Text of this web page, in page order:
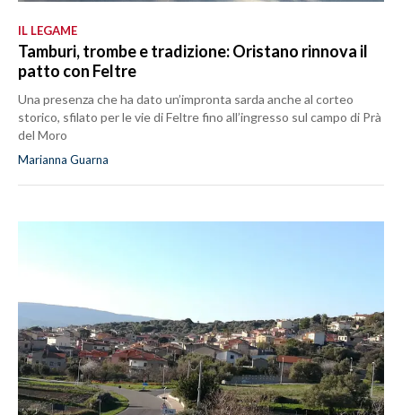
IL LEGAME
Tamburi, trombe e tradizione: Oristano rinnova il
patto con Feltre
Una presenza che ha dato un’impronta sarda anche al corteo
storico, sfilato per le vie di Feltre fino all’ingresso sul campo di Prà
del Moro
Marianna Guarna